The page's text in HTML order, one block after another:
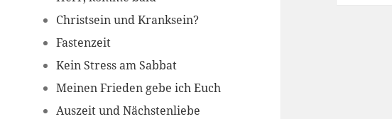
Christsein und Kranksein?
Fastenzeit
Kein Stress am Sabbat
Meinen Frieden gebe ich Euch
Auszeit und Nächstenliebe